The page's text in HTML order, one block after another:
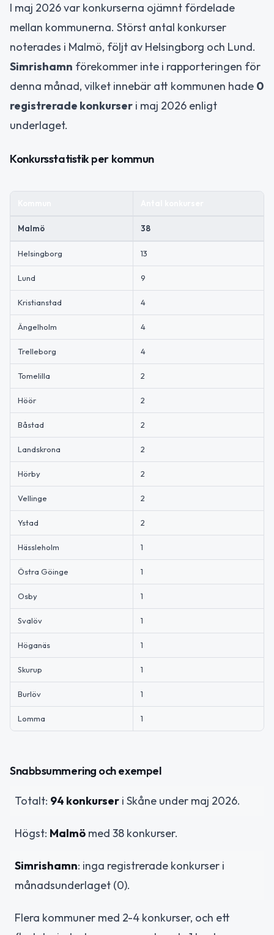
I maj 2026 var konkurserna ojämnt fördelade
mellan kommunerna. Störst antal konkurser
noterades i Malmö, följt av Helsingborg och Lund.
Simrishamn förekommer inte i rapporteringen för
denna månad, vilket innebär att kommunen hade 0
registrerade konkurser i maj 2026 enligt
underlaget.
Konkursstatistik per kommun
Malmö 38
Helsingborg 13
Lund 9
Kristianstad 4
Ängelholm 4
Trelleborg 4
Tomelilla 2
Höör 2
Båstad 2
Landskrona 2
Hörby 2
Vellinge 2
Ystad 2
Hässleholm 1
Östra Göinge 1
Osby 1
Svalöv 1
Höganäs 1
Skurup 1
Burlöv 1
Lomma 1
Snabbsummering och exempel
Totalt: 94 konkurser i Skåne under maj 2026.
Högst: Malmö med 38 konkurser.
Simrishamn: inga registrerade konkurser i
månadsunderlaget (0).
Flera kommuner med 2-4 konkurser, och ett